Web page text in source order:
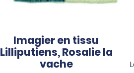
Imagier en tissu
Lilliputiens, Rosalie la
vache